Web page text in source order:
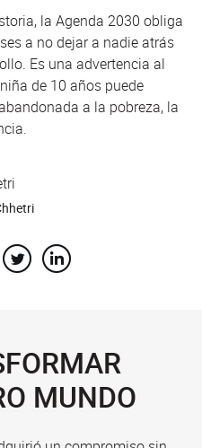
la Agenda 2030 obliga
a no dejar a nadie atrás
Es una advertencia al
de 10 años puede
a la pobreza, la
MUNDO